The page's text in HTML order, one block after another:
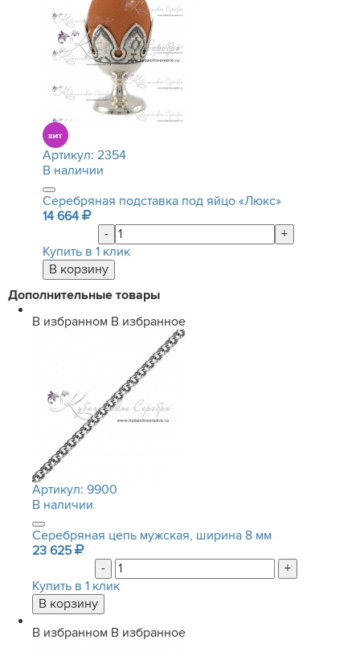
Артикул: 2354
В наличии
Серебряная подставка под яйцо «Люкс»
14 664
-
+
Купить в 1 клик
Дополнительные товары
В избранном В избранное
Артикул: 9900
В наличии
Серебряная цепь мужская, ширина 8 мм
23 625
-
+
Купить в 1 клик
В избранном В избранное